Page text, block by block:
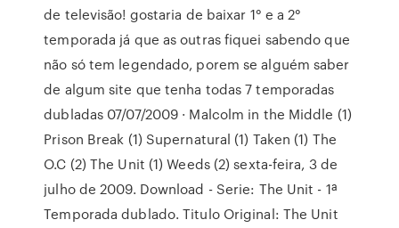
de televisão! gostaria de baixar 1° e a 2°
temporada já que as outras fiquei sabendo que
não só tem legendado, porem se alguém saber
de algum site que tenha todas 7 temporadas
dubladas 07/07/2009 · Malcolm in the Middle (1)
Prison Break (1) Supernatural (1) Taken (1) The
O.C (2) The Unit (1) Weeds (2) sexta-feira, 3 de
julho de 2009. Download - Serie: The Unit - 1ª
Temporada dublado. Titulo Original: The Unit